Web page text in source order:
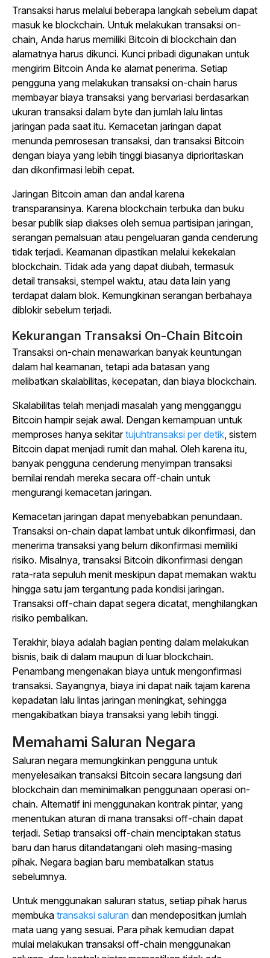
Transaksi harus melalui beberapa langkah sebelum dapat
masuk ke blockchain. Untuk melakukan transaksi on-
chain, Anda harus memiliki Bitcoin di blockchain dan
alamatnya harus dikunci. Kunci pribadi digunakan untuk
mengirim Bitcoin Anda ke alamat penerima. Setiap
pengguna yang melakukan transaksi on-chain harus
membayar biaya transaksi yang bervariasi berdasarkan
ukuran transaksi dalam byte dan jumlah lalu lintas
jaringan pada saat itu. Kemacetan jaringan dapat
menunda pemrosesan transaksi, dan transaksi Bitcoin
dengan biaya yang lebih tinggi biasanya diprioritaskan
dan dikonfirmasi lebih cepat.
Jaringan Bitcoin aman dan andal karena
transparansinya. Karena blockchain terbuka dan buku
besar publik siap diakses oleh semua partisipan jaringan,
serangan pemalsuan atau pengeluaran ganda cenderung
tidak terjadi. Keamanan dipastikan melalui kekekalan
blockchain. Tidak ada yang dapat diubah, termasuk
detail transaksi, stempel waktu, atau data lain yang
terdapat dalam blok. Kemungkinan serangan berbahaya
diblokir sebelum terjadi.
Kekurangan Transaksi On-Chain Bitcoin
Transaksi on-chain menawarkan banyak keuntungan
dalam hal keamanan, tetapi ada batasan yang
melibatkan skalabilitas, kecepatan, dan biaya blockchain.
Skalabilitas telah menjadi masalah yang mengganggu
Bitcoin hampir sejak awal. Dengan kemampuan untuk
memproses hanya sekitartujuhtransaksi per detik, sistem
Bitcoin dapat menjadi rumit dan mahal. Oleh karena itu,
banyak pengguna cenderung menyimpan transaksi
bernilai rendah mereka secara off-chain untuk
mengurangi kemacetan jaringan.
Kemacetan jaringan dapat menyebabkan penundaan.
Transaksi on-chain dapat lambat untuk dikonfirmasi, dan
menerima transaksi yang belum dikonfirmasi memiliki
risiko. Misalnya, transaksi Bitcoin dikonfirmasi dengan
rata-rata sepuluh menit meskipun dapat memakan waktu
hingga satu jam tergantung pada kondisi jaringan.
Transaksi off-chain dapat segera dicatat, menghilangkan
risiko pembalikan.
Terakhir, biaya adalah bagian penting dalam melakukan
bisnis, baik di dalam maupun di luar blockchain.
Penambang mengenakan biaya untuk mengonfirmasi
transaksi. Sayangnya, biaya ini dapat naik tajam karena
kepadatan lalu lintas jaringan meningkat, sehingga
mengakibatkan biaya transaksi yang lebih tinggi.
Memahami Saluran Negara
Saluran negara memungkinkan pengguna untuk
menyelesaikan transaksi Bitcoin secara langsung dari
blockchain dan meminimalkan penggunaan operasi on-
chain. Alternatif ini menggunakan kontrak pintar, yang
menentukan aturan di mana transaksi off-chain dapat
terjadi. Setiap transaksi off-chain menciptakan status
baru dan harus ditandatangani oleh masing-masing
pihak. Negara bagian baru membatalkan status
sebelumnya.
Untuk menggunakan saluran status, setiap pihak harus
membuka transaksi saluran dan mendepositkan jumlah
mata uang yang sesuai. Para pihak kemudian dapat
mulai melakukan transaksi off-chain menggunakan